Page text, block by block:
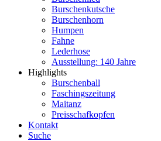
Burschenkutsche
Burschenhorn
Humpen
Fahne
Lederhose
Ausstellung: 140 Jahre
Highlights
Burschenball
Faschingszeitung
Maitanz
Preisschafkopfen
Kontakt
Suche